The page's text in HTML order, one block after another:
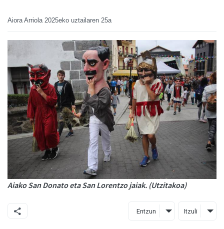
Aiora Arriola 2025eko uztailaren 25a
Aiako San Donato eta San Lorentzo jaiak. (Utzitakoa)
Entzun Itzuli